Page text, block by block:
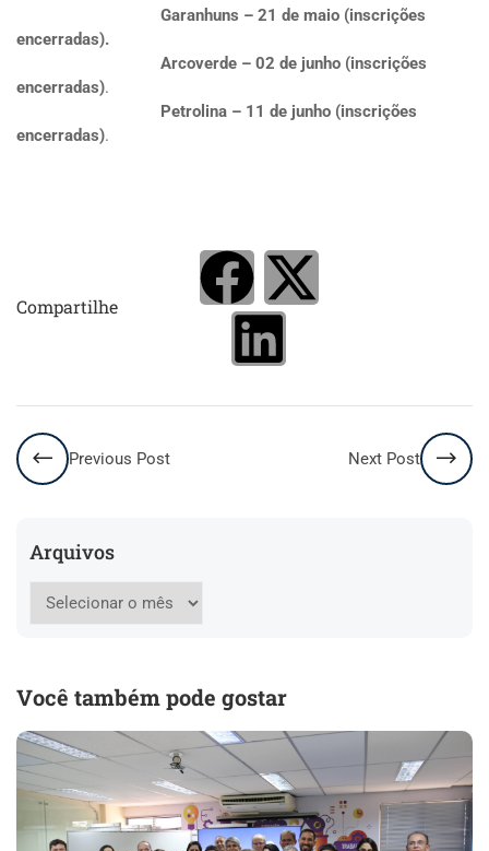
Garanhuns – 21 de maio (inscrições
encerradas).
Arcoverde – 02 de junho (inscrições
encerradas).
Petrolina – 11 de junho (inscrições
encerradas).
Compartilhe
Previous Post Next Post
Arquivos
Você também pode gostar